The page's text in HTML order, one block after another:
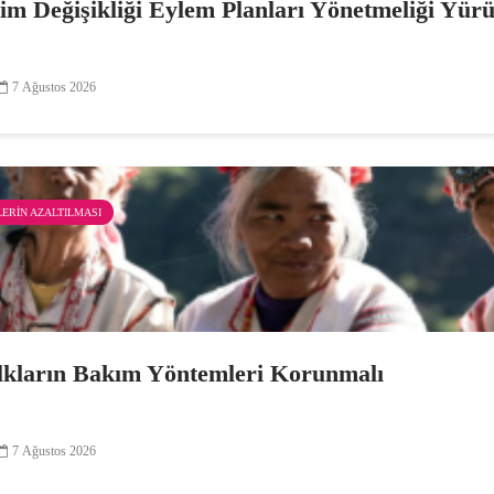
Değişikliği Eylem Planları Yönetmeliği
7 Ağustos 2026
AZALTILMASI
Bakım Yöntemleri Korunmalı
7 Ağustos 2026